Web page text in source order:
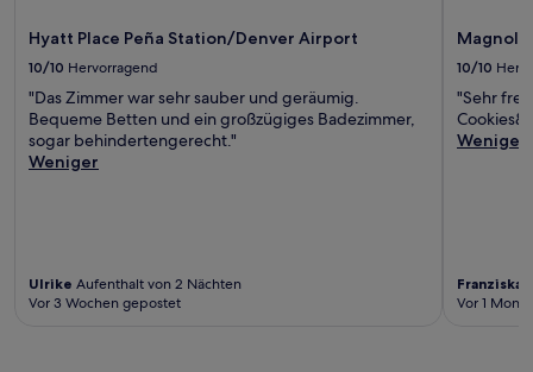
Hyatt Place Peña Station/Denver Airport
10/10 Hervorragend
"Das Zimmer war sehr sauber und geräumig.
Bequeme Betten und ein großzügiges Badezimmer,
sogar behindertengerecht."
Weniger
Ulrike Aufenthalt von 2 Nächten
Vor 3 Wochen gepostet
10/10
"Sehr
Weniger
Franziska
Vor 1